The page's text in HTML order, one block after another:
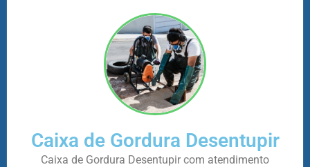
Caixa de Gordura Desentupir
Caixa de Gordura Desentupir com atendimento